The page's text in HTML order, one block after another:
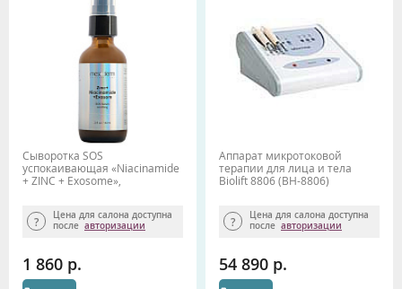
Сыворотка SOS
успокаивающая «Niacinamide
+ ZINC + Exosome»,
Цена для салона доступна
после авторизации
1 860 р.
Аппарат микротоковой
терапии для лица и тела
Biolift 8806 (BH-8806)
Цена для салона доступна
после авторизации
54 890 р.